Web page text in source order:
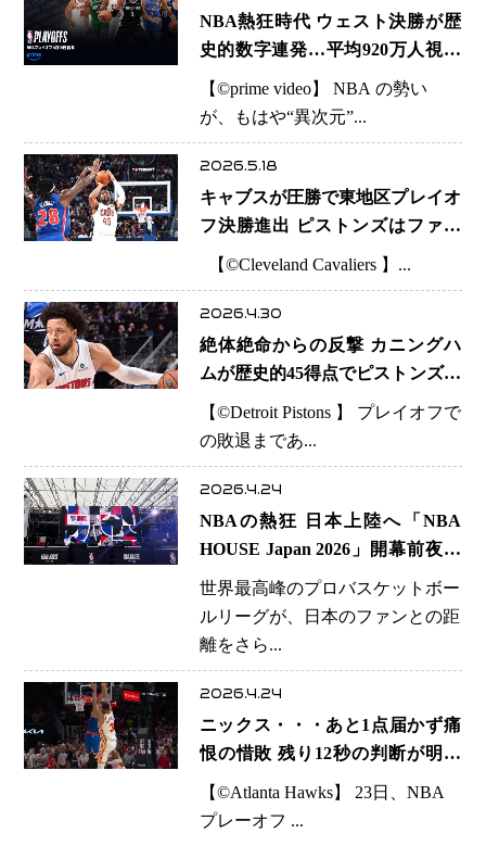
NBA熱狂時代 ウェスト決勝が歴
史的数字連発…平均920万人視聴
に13億回再生が示す世界的人気の
爆発
【©️prime video】 NBA の勢い
が、もはや“異次元”...
2026.5.18
キャブスが圧勝で東地区プレイオ
フ決勝進出 ピストンズはファー
ルトラブルに泣く…ミッチェル26
【©️Cleveland Cavaliers 】...
2026.4.30
絶体絶命からの反撃 カニングハ
ムが歴史的45得点でピストンズが
望みつなぐ
【©️Detroit Pistons 】 プレイオフで
の敗退まであ...
2026.4.24
NBAの熱狂 日本上陸へ「NBA
HOUSE Japan 2026」開幕前夜に
関係者向けパーティー開催
世界最高峰のプロバスケットボー
ルリーグが、日本のファンとの距
離をさら...
2026.4.24
ニックス・・・あと1点届かず痛
恨の惜敗 残り12秒の判断が明暗
分ける…戦術面のミス響きシリー
ズ1勝2敗に
【©️Atlanta Hawks】 23日、NBA
プレーオフ ...